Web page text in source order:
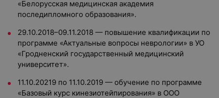
«Белорусская медицинская академия
последипломного образования».
29.10.2018–09.11.2018 — повышение квалификации по
программе «Актуальные вопросы неврологии» в УО
«Гродненский государственный медицинский
университет».
11.10.20219 по 11.10.2019 — обучение по программе
«Базовый курс кинезиотейпирования» в ООО